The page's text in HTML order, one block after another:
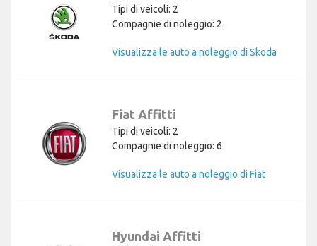
Tipi di veicoli: 2
Compagnie di noleggio: 2
Visualizza le auto a noleggio di Skoda
Fiat Affitti
Tipi di veicoli: 2
Compagnie di noleggio: 6
Visualizza le auto a noleggio di Fiat
Hyundai Affitti